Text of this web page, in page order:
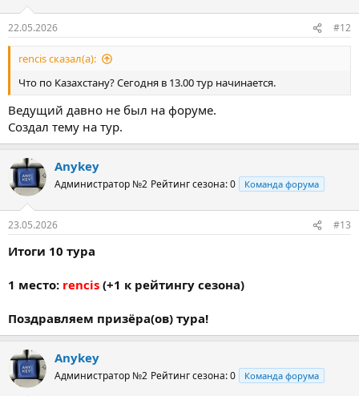
22.05.2026 #12
rencis сказал(а):
Что по Казахстану? Сегодня в 13.00 тур начинается.
Ведущий давно не был на форуме.
Создал тему на тур.
Anykey
Администратор №2 Рейтинг сезона: 0 Команда форума
23.05.2026 #13
Итоги 10 тура
1 место: rencis (+1 к рейтингу сезона)
Поздравляем призёра(ов) тура!
Anykey
Администратор №2 Рейтинг сезона: 0 Команда форума